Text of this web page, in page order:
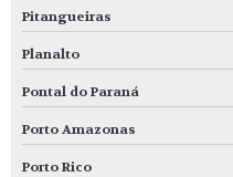
Pitangueiras
Planalto
Pontal do Paraná
Porto Amazonas
Porto Rico